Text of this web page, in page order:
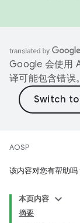
Google 会使用
译可能包含错误。
AOSP
该内容对您有帮助吗
本页内容
摘要